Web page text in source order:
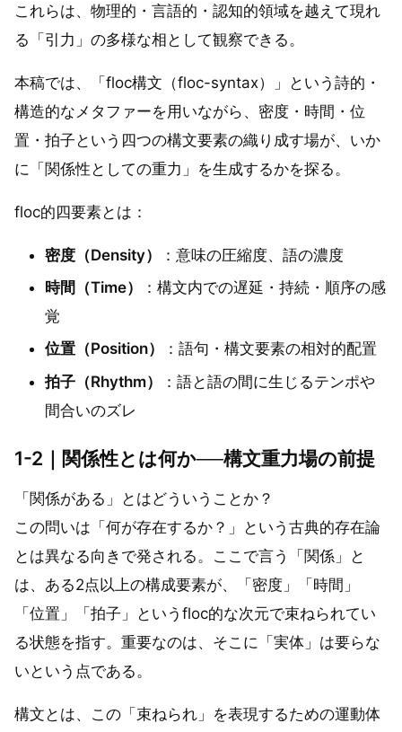
これらは、物理的・言語的・認知的領域を越えて現れ
る「引力」の多様な相として観察できる。
本稿では、「floc構文（floc-syntax）」という詩的・
構造的なメタファーを用いながら、密度・時間・位
置・拍子という四つの構文要素の織り成す場が、いか
に「関係性としての重力」を生成するかを探る。
floc的四要素とは：
密度（Density）
：意味の圧縮度、語の濃度
時間（Time）
：構文内での遅延・持続・順序の感
覚
位置（Position）
：語句・構文要素の相対的配置
拍子（Rhythm）
：語と語の間に生じるテンポや
間合いのズレ
1-2｜関係性とは何か──構文重力場の前提
「関係がある」とはどういうことか？
この問いは「何が存在するか？」という古典的存在論
とは異なる向きで発される。ここで言う「関係」と
は、ある2点以上の構成要素が、「密度」「時間」
「位置」「拍子」というfloc的な次元で束ねられてい
る状態を指す。重要なのは、そこに「実体」は要らな
いという点である。
構文とは、この「束ねられ」を表現するための運動体